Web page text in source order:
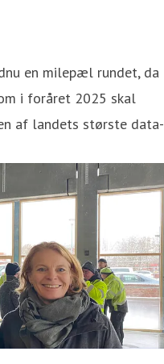
en milepæl rundet, da
i foråret 2025 skal
af landets største data-